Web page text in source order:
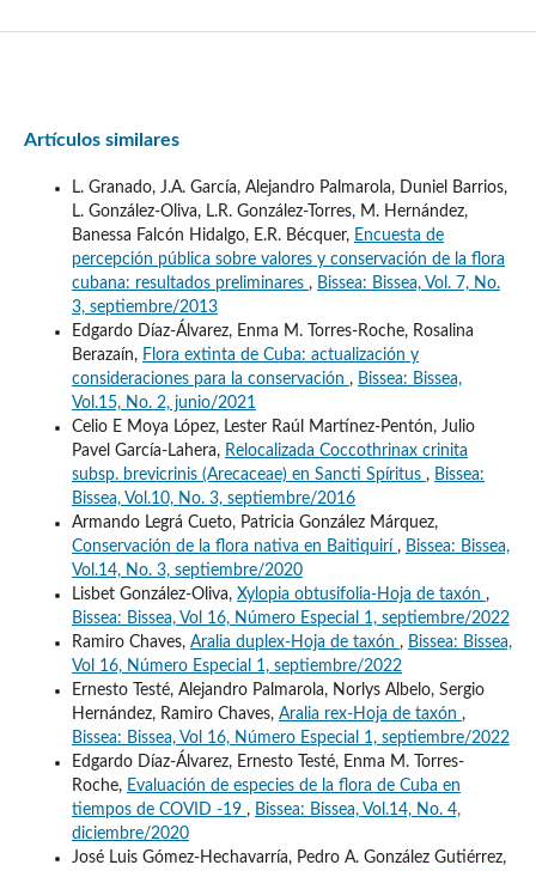
Artículos similares
L. Granado, J.A. García, Alejandro Palmarola, Duniel Barrios,
L. González-Oliva, L.R. González-Torres, M. Hernández,
Banessa Falcón Hidalgo, E.R. Bécquer, Encuesta de
percepción pública sobre valores y conservación de la flora
cubana: resultados preliminares , Bissea: Bissea, Vol. 7, No.
3, septiembre/2013
Edgardo Díaz-Álvarez, Enma M. Torres-Roche, Rosalina
Berazaín, Flora extinta de Cuba: actualización y
consideraciones para la conservación , Bissea: Bissea,
Vol.15, No. 2, junio/2021
Celio E Moya López, Lester Raúl Martínez-Pentón, Julio
Pavel García-Lahera, Relocalizada Coccothrinax crinita
subsp. brevicrinis (Arecaceae) en Sancti Spíritus , Bissea:
Bissea, Vol.10, No. 3, septiembre/2016
Armando Legrá Cueto, Patricia González Márquez,
Conservación de la flora nativa en Baitiquirí , Bissea: Bissea,
Vol.14, No. 3, septiembre/2020
Lisbet González-Oliva, Xylopia obtusifolia-Hoja de taxón ,
Bissea: Bissea, Vol 16, Número Especial 1, septiembre/2022
Ramiro Chaves, Aralia duplex-Hoja de taxón , Bissea: Bissea,
Vol 16, Número Especial 1, septiembre/2022
Ernesto Testé, Alejandro Palmarola, Norlys Albelo, Sergio
Hernández, Ramiro Chaves, Aralia rex-Hoja de taxón ,
Bissea: Bissea, Vol 16, Número Especial 1, septiembre/2022
Edgardo Díaz-Álvarez, Ernesto Testé, Enma M. Torres-
Roche, Evaluación de especies de la flora de Cuba en
tiempos de COVID -19 , Bissea: Bissea, Vol.14, No. 4,
diciembre/2020
José Luis Gómez-Hechavarría, Pedro A. González Gutiérrez,